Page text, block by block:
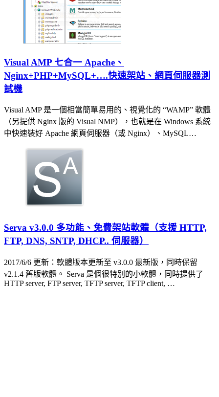
Visual AMP 七合一 Apache、
Nginx+PHP+MySQL+….快速架站、網頁伺服器測
試機
Visual AMP 是一個相當簡單易用的、視覺化的 “WAMP” 軟體
（另提供 Nginx 版的 Visual NMP），也就是在 Windows 系統
中快速裝好 Apache 網頁伺服器（或 Nginx）、MySQL…
Serva v3.0.0 多功能、免費架站軟體（支援 HTTP,
FTP, DNS, SNTP, DHCP.. 伺服器）
2017/6/6 更新：軟體版本更新至 v3.0.0 最新版，同時保留
v2.1.4 舊版軟體。 Serva 是個很特別的小軟體，同時提供了
HTTP server, FTP server, TFTP server, TFTP client, …